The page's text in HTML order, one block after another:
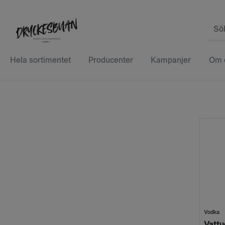
Hela sortimentet Producenter Kampanjer Om
Vodka